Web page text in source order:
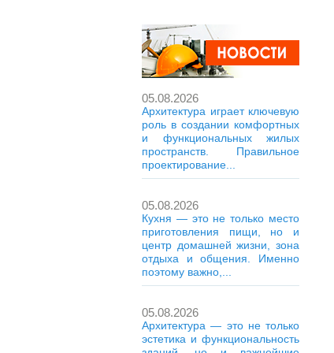
05.08.2026
Архитектура играет ключевую
роль в создании комфортных
и функциональных жилых
пространств. Правильное
проектирование...
05.08.2026
Кухня — это не только место
приготовления пищи, но и
центр домашней жизни, зона
отдыха и общения. Именно
поэтому важно,...
05.08.2026
Архитектура — это не только
эстетика и функциональность